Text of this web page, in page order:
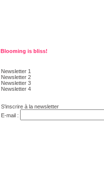
Blooming is bliss!
Newsletter 1
Newsletter 2
Newsletter 3
Newsletter 4
S'inscrire à la newsletter
E-mail :